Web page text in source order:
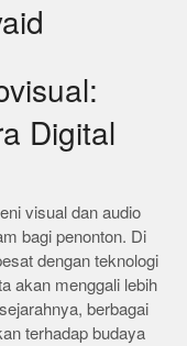
Digital
visual dan audio
bagi penonton. Di
dengan teknologi
akan menggali lebih
berbagai
terhadap budaya